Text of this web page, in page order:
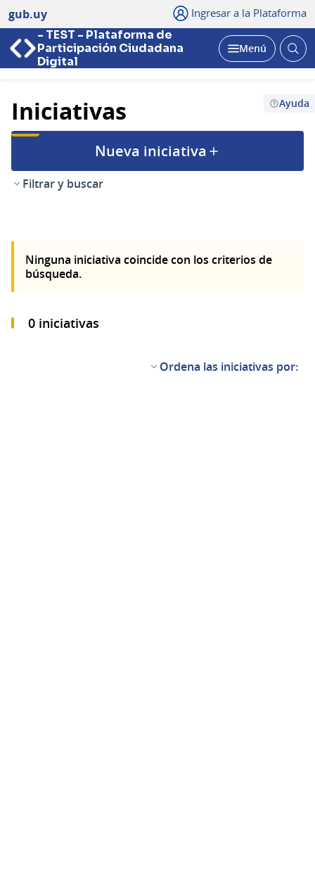
gub.uy Ingresar a la Plataforma
- TEST - Plataforma de
Participación Ciudadana
Digital
Menú
Iniciativas
Nueva iniciativa
Filtrar y buscar
Ayuda
Ninguna iniciativa coincide con los criterios de
búsqueda.
0 iniciativas
Ordena las iniciativas por: